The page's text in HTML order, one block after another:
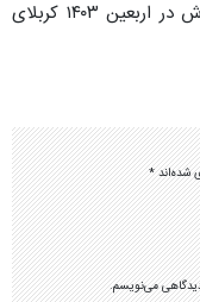
برپایی موکب میثاق با شهدای شهرستان تفرش در اربعین ۱۴۰۳ کربلای
شده‌اند*
دیدگاهی می‌نویسم.